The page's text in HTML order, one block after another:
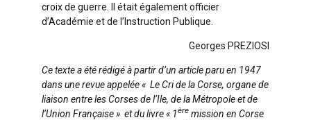
croix de guerre. Il était également officier
d’Académie et de l’Instruction Publique.
Georges PREZIOSI
Ce texte a été rédigé à partir d’un article paru en 1947
dans une revue appelée « Le Cri de la Corse, organe de
liaison entre les Corses de l’Ile, de la Métropole et de
l’Union Française » et du livre « 1ère mission en Corse